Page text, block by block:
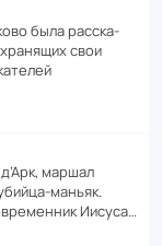
была расска­
свои
маршал
маньяк.
Иисуса…